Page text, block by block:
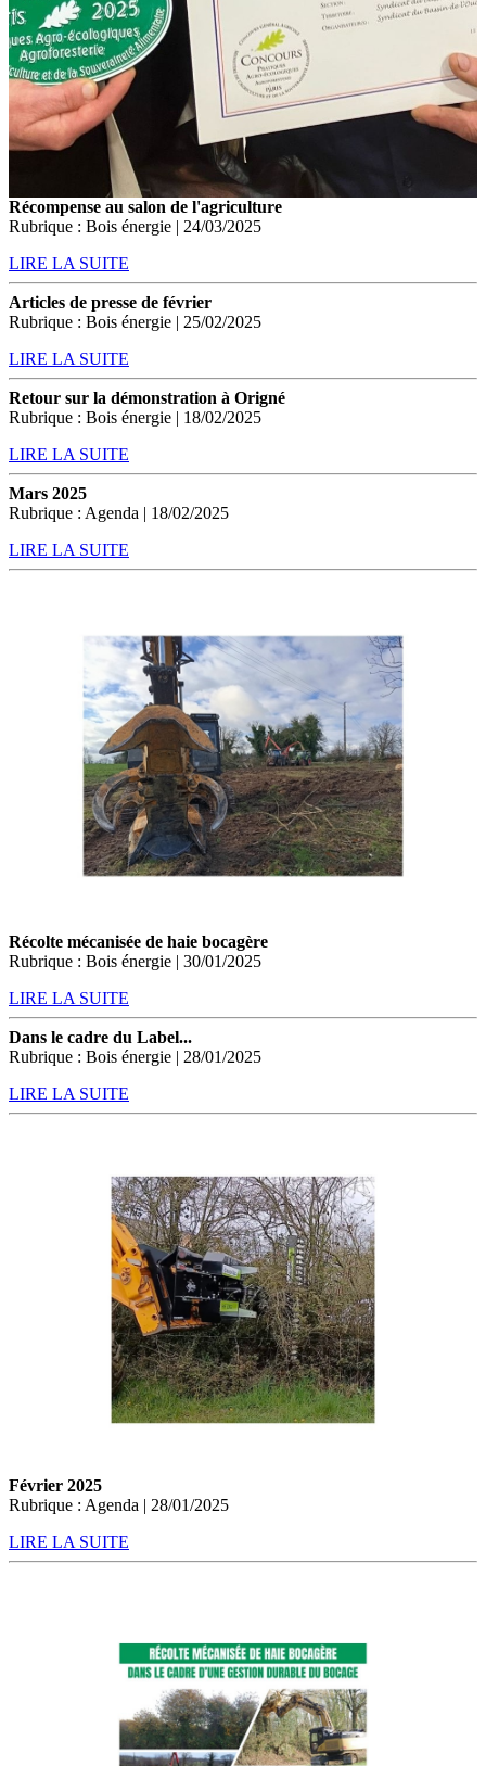
Récompense au salon de l'agriculture
Rubrique : Bois énergie | 24/03/2025
LIRE LA SUITE
Articles de presse de février
Rubrique : Bois énergie | 25/02/2025
LIRE LA SUITE
Retour sur la démonstration à Origné
Rubrique : Bois énergie | 18/02/2025
LIRE LA SUITE
Mars 2025
Rubrique : Agenda | 18/02/2025
LIRE LA SUITE
Récolte mécanisée de haie bocagère
Rubrique : Bois énergie | 30/01/2025
LIRE LA SUITE
Dans le cadre du Label...
Rubrique : Bois énergie | 28/01/2025
LIRE LA SUITE
Février 2025
Rubrique : Agenda | 28/01/2025
LIRE LA SUITE